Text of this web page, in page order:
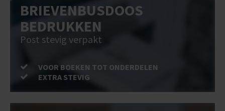
BRIEVENBUSDOOS
BEDRUKKEN
Post stevig verpakt
VOOR BOEKEN TOT ONDERDELEN
EXTRA STEVIG